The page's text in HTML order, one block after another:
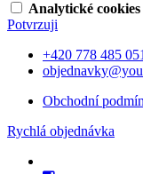
Analytické cookies
Potvrzuji
+420 778 485 051
Obchodní
Rychlá objednávka